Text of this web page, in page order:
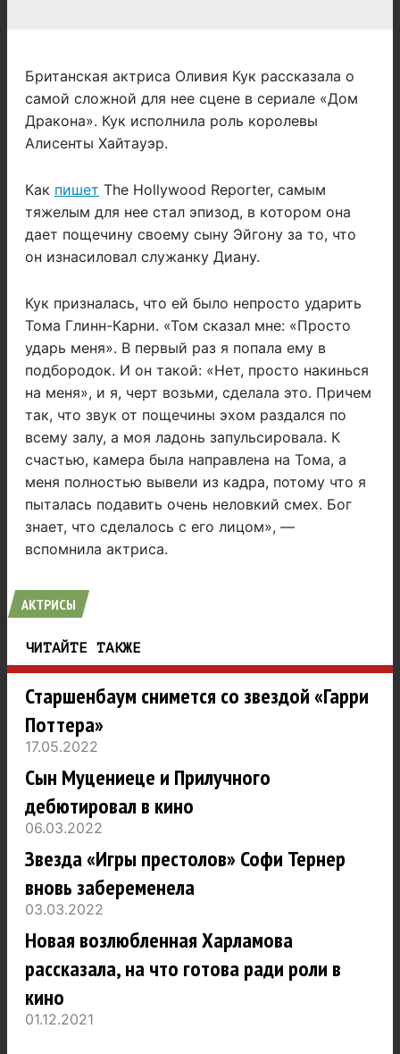
Британская актриса Оливия Кук рассказала о
самой сложной для нее сцене в сериале «Дом
Дракона». Кук исполнила роль королевы
Алисенты Хайтауэр.
Как пишет The Hollywood Reporter, самым
тяжелым для нее стал эпизод, в котором она
дает пощечину своему сыну Эйгону за то, что
он изнасиловал служанку Диану.
Кук призналась, что ей было непросто ударить
Тома Глинн-Карни. «Том сказал мне: «Просто
ударь меня». В первый раз я попала ему в
подбородок. И он такой: «Нет, просто накинься
на меня», и я, черт возьми, сделала это. Причем
так, что звук от пощечины эхом раздался по
всему залу, а моя ладонь запульсировала. К
счастью, камера была направлена на Тома, а
меня полностью вывели из кадра, потому что я
пыталась подавить очень неловкий смех. Бог
знает, что сделалось с его лицом», —
вспомнила актриса.
АКТРИСЫ
ЧИТАЙТЕ ТАКЖЕ
Старшенбаум снимется со звездой «Гарри
Поттера»
17.05.2022
Сын Муцениеце и Прилучного
дебютировал в кино
06.03.2022
Звезда «Игры престолов» Софи Тернер
вновь забеременела
03.03.2022
Новая возлюбленная Харламова
рассказала, на что готова ради роли в
кино
01.12.2021